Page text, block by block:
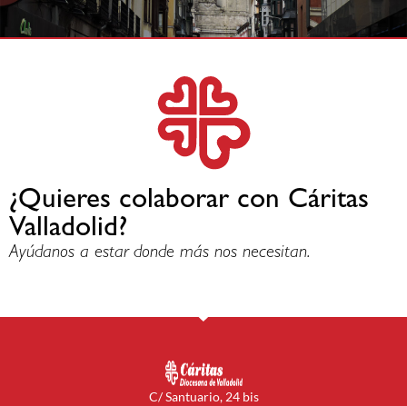
¿Quieres colaborar con Cáritas
Valladolid?
Ayúdanos a estar donde más nos necesitan.
C/ Santuario, 24 bis